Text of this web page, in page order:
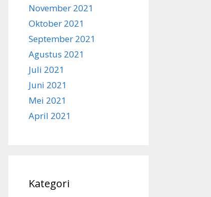
November 2021
Oktober 2021
September 2021
Agustus 2021
Juli 2021
Juni 2021
Mei 2021
April 2021
Kategori